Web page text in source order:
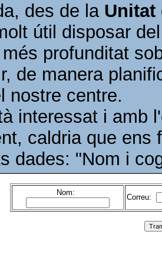
des de la Unitat
útil disposar
profunditat
de manera
nostre centre.
interessat i amb
caldria que
dades: "Nom i
Nom:
Correu: